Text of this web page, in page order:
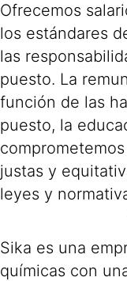
Ofrecemos
los estándares
las
puesto. La
función de las
puesto, la
justas y
leyes y
Sika es una
químicas con